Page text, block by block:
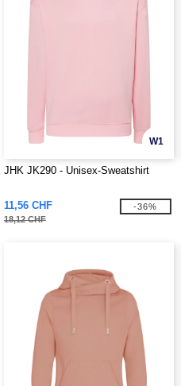
W1
JHK JK290 - Unisex-Sweatshirt
11,56 CHF
18,12 CHF
-36%